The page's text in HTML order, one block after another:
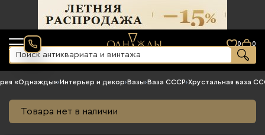
0 0
«Однажды»›Интерьер и декор›Вазы›Ваза СССР›Хрустальная ваза
Товара нет в наличии